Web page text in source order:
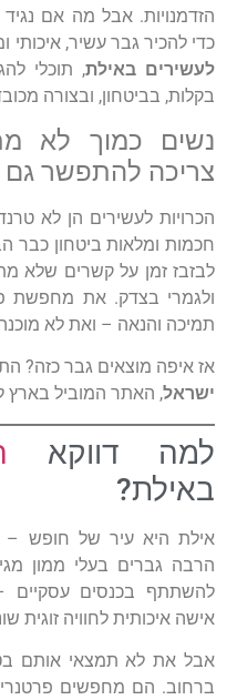
הזדמנויות. אבל מה אם
כדי להכיר גבר עשיר, איכותי
לעשירים באילת, תוכלי
בקלות, בביטחון, ובצורה
נשים כמוך לא
צריכה להתפשר
הכרויות לעשירים הן לא
חכמות ומלאות ביטחון כבר
לבזבז זמן על קשרים שלא
ולגמרי בצדק. את מחפשת
תמיכה והנאה – ואת לא
אז איפה מוצאים גבר כזה?
ישראל, האתר המוביל בארץ
למה דווקא
באילת?
אילת היא עיר של חופש –
הרבה גברים בעלי ממון
להשתתף בכנסים עסקיים
אישה איכותית לחוויה זוגית
אבל את לא תמצאי אותם
ברחוב. הם מחפשים